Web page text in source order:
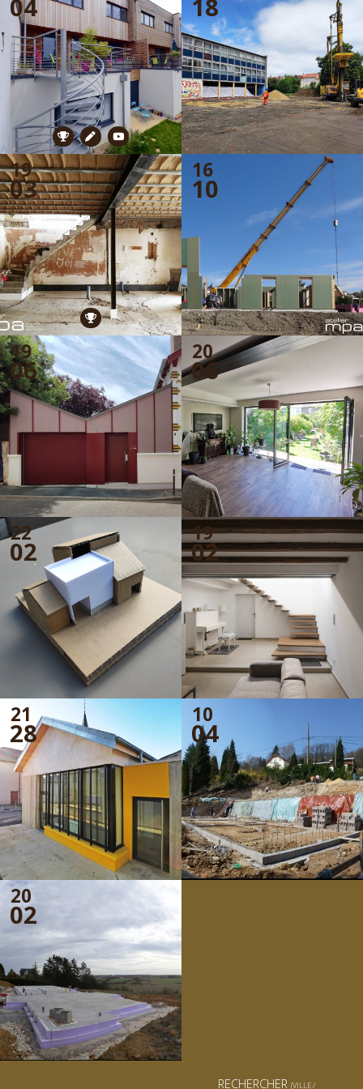
EXTENSION
RECHERCHER (VILLE /
04 18
19
03
16
10
19
06
20
06
22
02
19
02
21
28
10
04
20
02